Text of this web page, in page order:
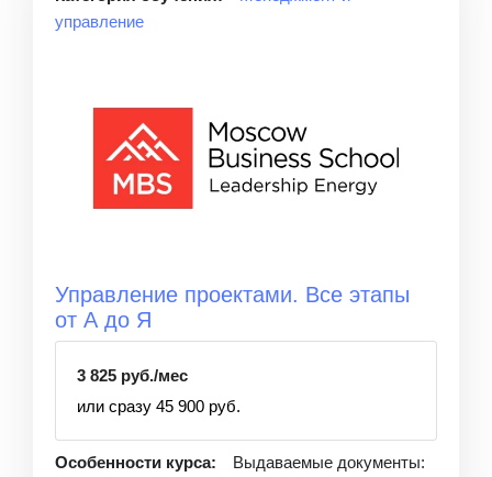
управление
Управление проектами. Все этапы
от А до Я
3 825 руб./мес
или сразу 45 900 руб.
Особенности курса:
Выдаваемые документы: